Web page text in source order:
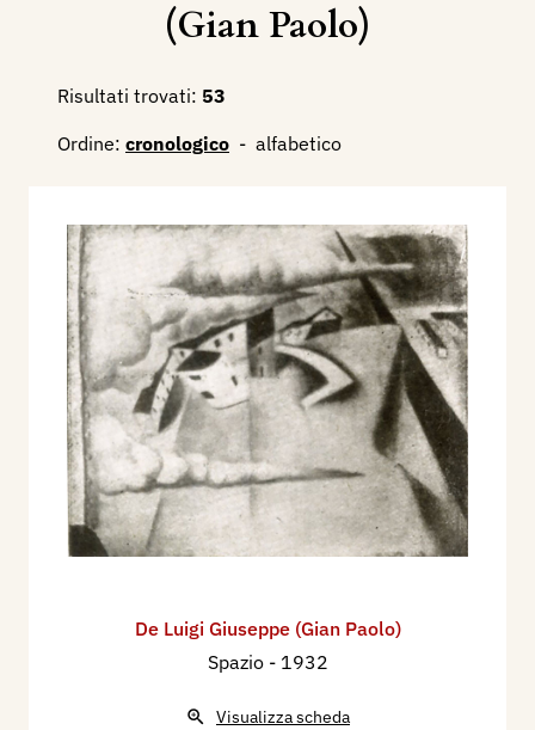
(Gian Paolo)
Risultati trovati: 53
Ordine: cronologico - alfabetico
De Luigi Giuseppe (Gian Paolo)
Spazio - 1932
Visualizza scheda